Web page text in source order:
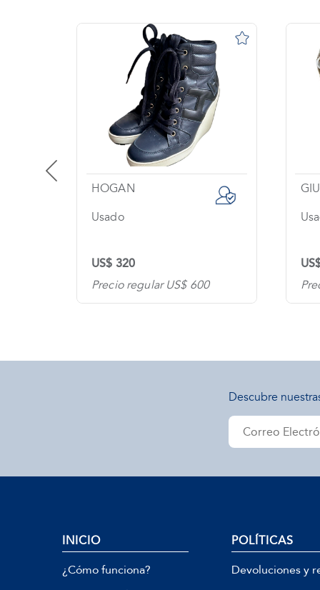
HOGAN
Usado
US$ 320
Precio regular US$ 600
Descubre
INICIO
¿Cómo funciona?
POLÍTICAS
Devoluciones y